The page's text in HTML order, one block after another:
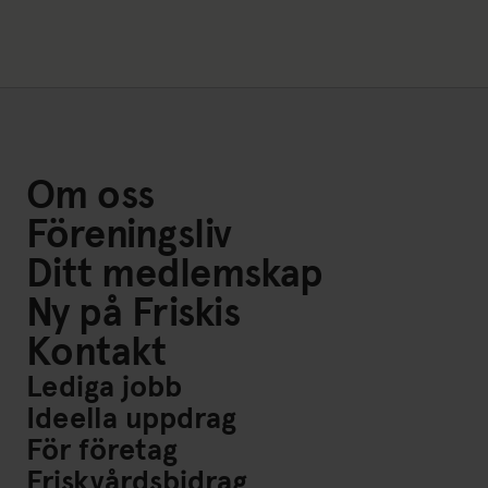
Om oss
Föreningsliv
Ditt medlemskap
Ny på Friskis
Kontakt
Lediga jobb
Ideella uppdrag
För företag